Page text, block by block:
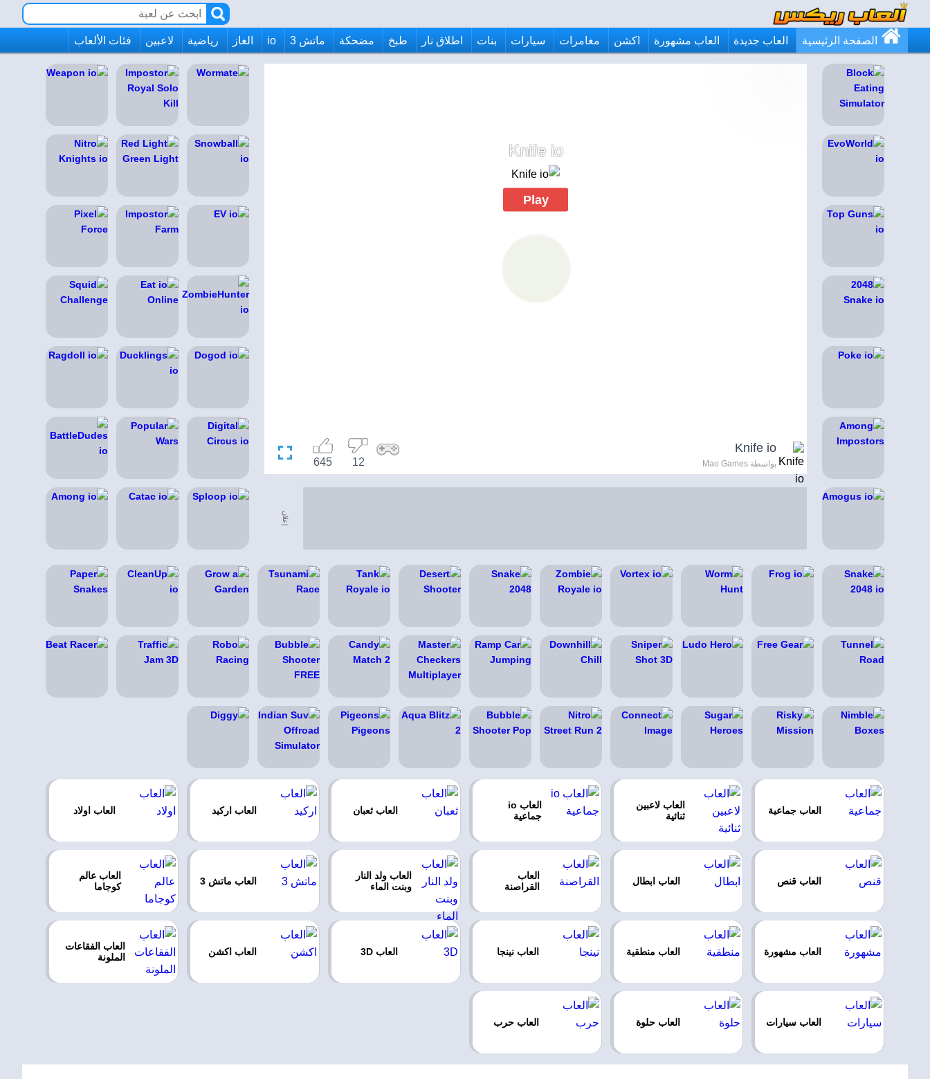
الصفحة الرئيسية العاب جديدة العاب مشهورة اكشن مغامرات سيارات بنات اطلاق نار طبخ مضحكة ماتش 3 io الغاز رياضية لاعبين فئات الألعاب
Knife io
Play
Knife io
بواسطة Mao Games 12
645
إعلان
العاب جماعية
العاب لاعبين
ثنائية
العاب io
جماعية
العاب ثعبان العاب اركيد العاب اولاد
العاب قنص العاب ابطال
العاب
القراصنة
العاب ولد النار
وبنت الماء
العاب ماتش 3
العاب عالم
كوجاما
العاب مشهورة العاب منطقية العاب نينجا العاب 3D العاب اكشن
العاب الفقاعات
الملونة
العاب سيارات العاب حلوة العاب حرب